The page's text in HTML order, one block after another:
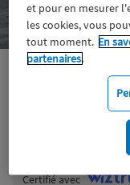
Certifié avecWiztrust
et pour en mesurer
les cookies, vous
tout moment. En
partenaires.